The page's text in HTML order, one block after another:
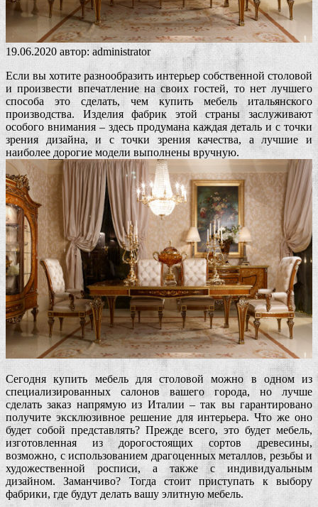
19.06.2020 автор: administrator
Если вы хотите разнообразить интерьер собственной столовой
и произвести впечатление на своих гостей, то нет лучшего
способа это сделать, чем купить мебель итальянского
производства. Изделия фабрик этой страны заслуживают
особого внимания – здесь продумана каждая деталь и с точки
зрения дизайна, и с точки зрения качества, а лучшие и
наиболее дорогие модели выполнены вручную.
Сегодня купить мебель для столовой можно в одном из
специализированных салонов вашего города, но лучше
сделать заказ напрямую из Италии – так вы гарантировано
получите эксклюзивное решение для интерьера. Что же оно
будет собой представлять? Прежде всего, это будет мебель,
изготовленная из дорогостоящих сортов древесины,
возможно, с использованием драгоценных металлов, резьбы и
художественной росписи, а также c индивидуальным
дизайном. Заманчиво? Тогда стоит приступать к выбору
фабрики, где будут делать вашу элитную мебель.